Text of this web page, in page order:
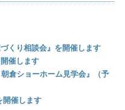
くり相談会』を開催します
催します
倉ショーホーム見学会』（予
開催します